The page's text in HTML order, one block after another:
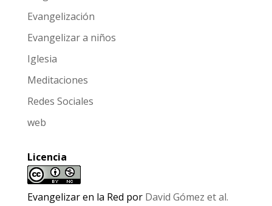
Evangelización
Evangelizar a niños
Iglesia
Meditaciones
Redes Sociales
web
Licencia
Evangelizar en la Red por David Gómez et al.